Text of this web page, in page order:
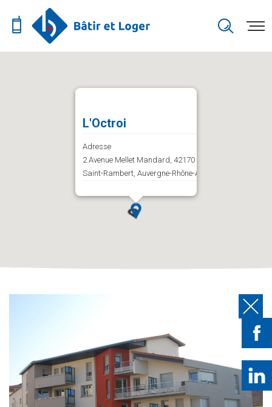
L'Octroi
Adresse
2 Avenue Mellet Mandard, 42170 Saint-Just-
Saint-Rambert, Auvergne-Rhône-Alpes